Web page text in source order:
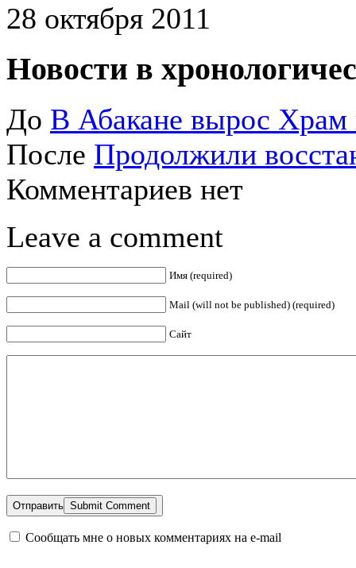
28 октября 2011
Новости в
До В Абакане вырос Храм
После Продолжили
Комментариев нет
Leave a comment
Имя (required)
Mail (will not be published) (required)
Сайт
Отправить
Сообщать мне о новых комментариях на e-mail